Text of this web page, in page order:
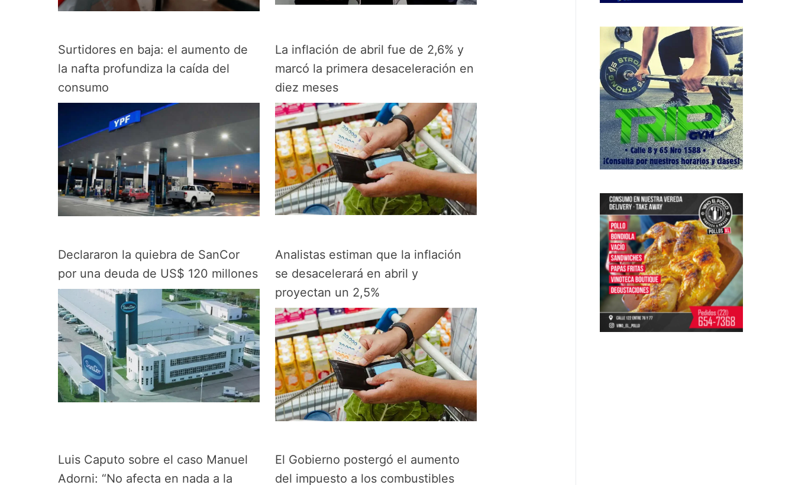
Surtidores en baja: el aumento de
la nafta profundiza la caída del
consumo
La inflación de abril fue de 2,6% y
marcó la primera desaceleración en
diez meses
Declararon la quiebra de SanCor
por una deuda de US$ 120 millones
Analistas estiman que la inflación
se desacelerará en abril y
proyectan un 2,5%
Luis Caputo sobre el caso Manuel
Adorni: “No afecta en nada a la
El Gobierno postergó el aumento
del impuesto a los combustibles